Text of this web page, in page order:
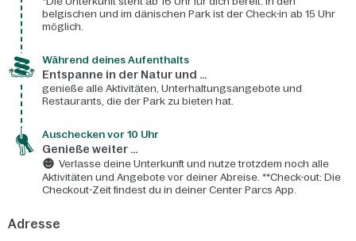
belgischen und im dänischen Park ist der Check-in ab 15 Uhr
möglich.
Während deines Aufenthalts
Entspanne in der Natur und ...
genieße alle Aktivitäten, Unterhaltungsangebote und
Restaurants, die der Park zu bieten hat.
Auschecken vor 10 Uhr
Genieße weiter ...
Verlasse deine Unterkunft und nutze trotzdem noch alle
Aktivitäten und Angebote vor deiner Abreise. **Check-out: Die
Checkout-Zeit findest du in deiner Center Parcs App.
Adresse